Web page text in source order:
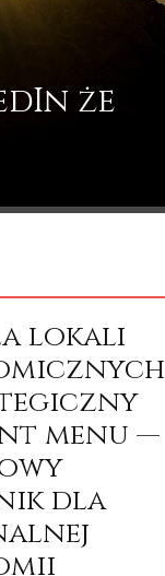
że
lokali
menu —
dla